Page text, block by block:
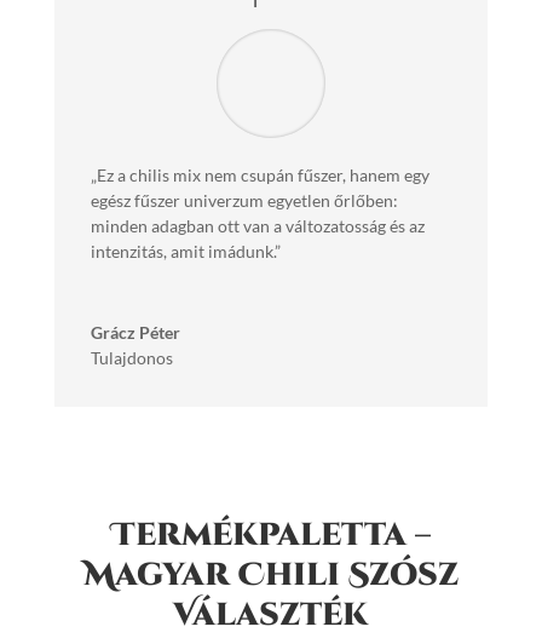
„Ez a chilis mix nem csupán fűszer, hanem egy
egész fűszer univerzum egyetlen őrlőben:
minden adagban ott van a változatosság és az
intenzitás, amit imádunk.”
Grácz Péter
Tulajdonos
Termékpaletta –
Magyar Chili Szósz
Választék